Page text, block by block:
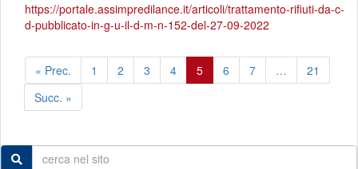
https://portale.assimpredilance.it/articoli/trattamento-rifiuti-da-c-
d-pubblicato-in-g-u-il-d-m-n-152-del-27-09-2022
« Prec. 1 2 3 4 5 6 7 …
21
Succ. »